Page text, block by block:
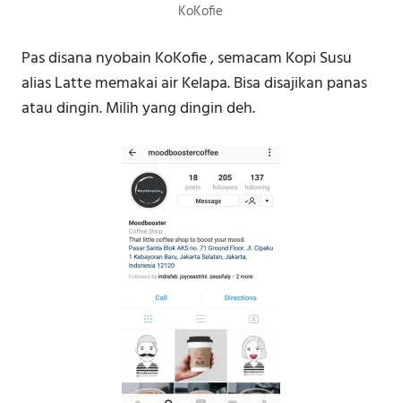
KoKofie
Pas disana nyobain KoKofie , semacam Kopi Susu
alias Latte memakai air Kelapa. Bisa disajikan panas
atau dingin. Milih yang dingin deh.